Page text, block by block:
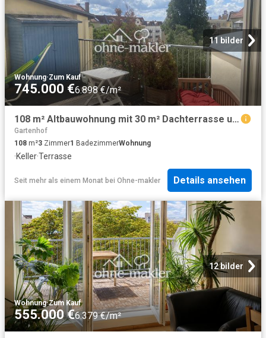
11 bilder
Wohnung·Zum Kauf
745.000 €6.898 €/m²
108 m² Altbauwohnung mit 30 m² Dachterrasse und zwei Balkonen im Samariterviertel
Gartenhof
108 m²3 Zimmer1 BadezimmerWohnung
·Keller·Terrasse
Seit mehr als einem Monat bei Ohne-makler Details ansehen
12 bilder
Wohnung·Zum Kauf
555.000 €6.379 €/m²